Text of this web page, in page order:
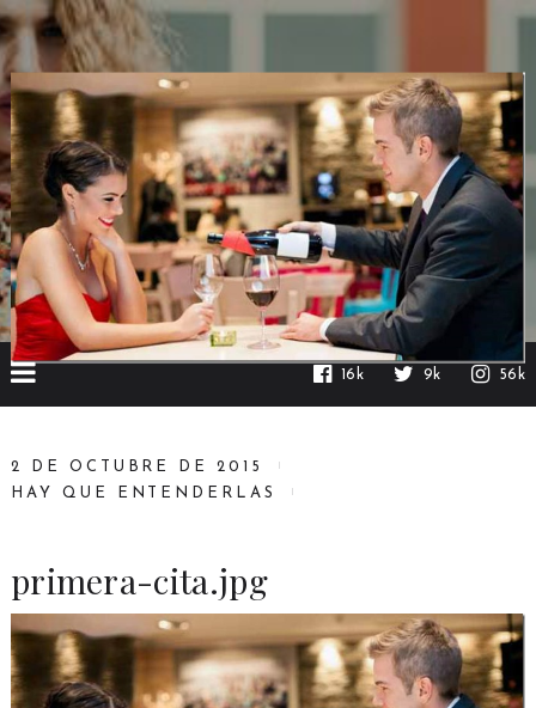
16k 9k 56k
2 DE OCTUBRE DE 2015
HAY QUE ENTENDERLAS
primera-cita.jpg